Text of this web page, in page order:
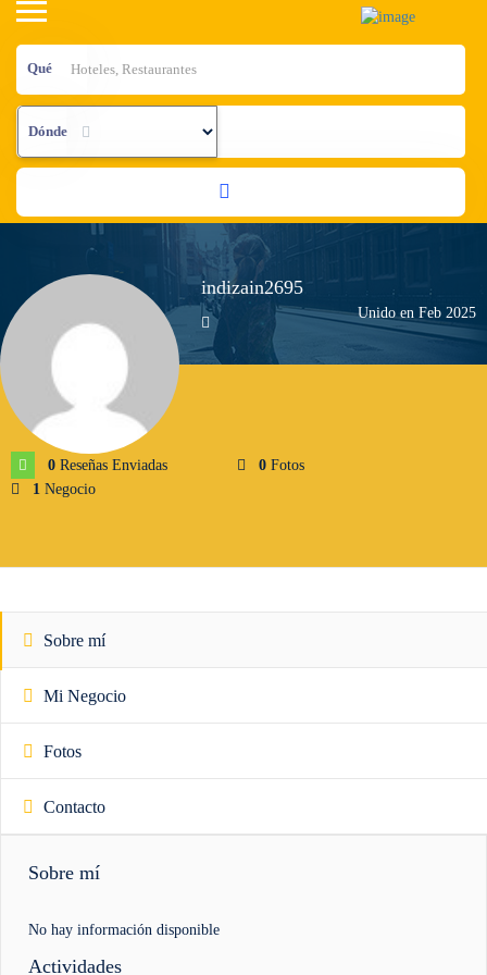
Qué
Dónde
indizain2695
Unido en Feb 2025
0 Reseñas Enviadas 0 Fotos
1 Negocio
Sobre mí
Mi Negocio
Fotos
Contacto
Sobre mí
No hay información disponible
Actividades